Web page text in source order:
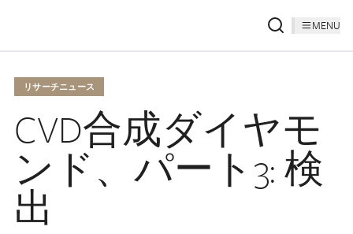
MENU
リサーチニュース
CVD合成ダイヤモ
ンド、パート3: 検
出